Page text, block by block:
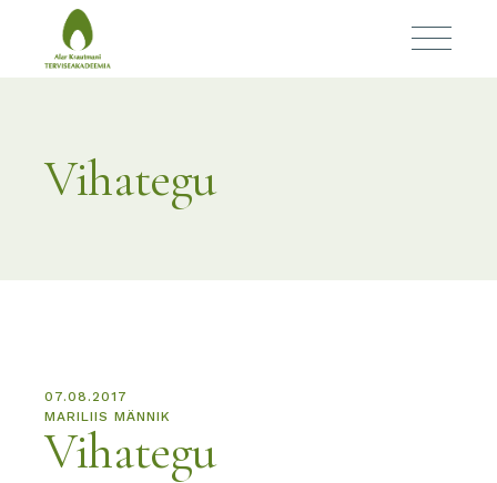
Vihategu
07.08.2017
MARILIIS MÄNNIK
Vihategu